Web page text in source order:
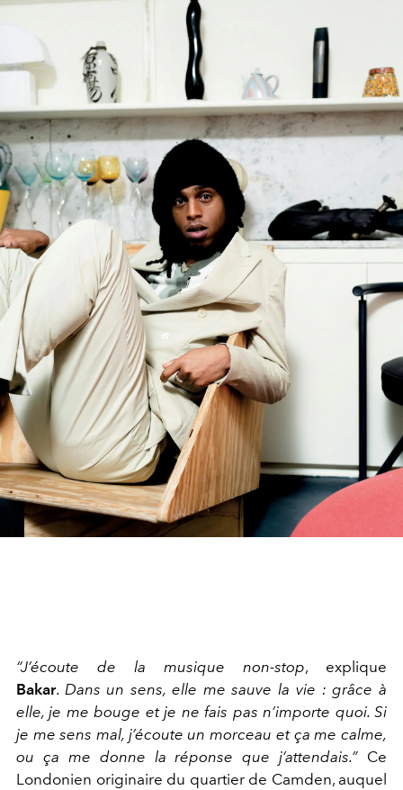
“J’écoute de la musique non-stop, explique
Bakar. Dans un sens, elle me sauve la vie : grâce à
elle, je me bouge et je ne fais pas n’importe quoi. Si
je me sens mal, j’écoute un morceau et ça me calme,
ou ça me donne la réponse que j’attendais.” Ce
Londonien originaire du quartier de Camden, auquel